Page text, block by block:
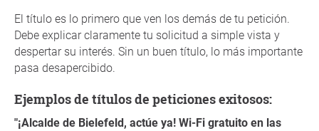
El título es lo primero que ven los demás de tu petición.
Debe explicar claramente tu solicitud a simple vista y
despertar su interés. Sin un buen título, lo más importante
pasa desapercibido.
Ejemplos de títulos de peticiones exitosos:
"¡Alcalde de Bielefeld, actúe ya! Wi-Fi gratuito en las